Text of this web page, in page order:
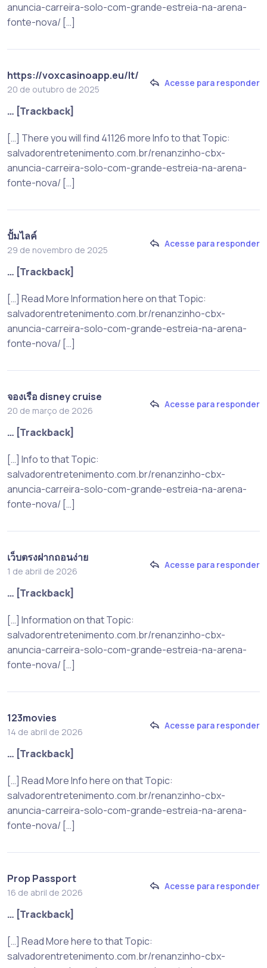
anuncia-carreira-solo-com-grande-estreia-na-arena-
fonte-nova/ […]
https://voxcasinoapp.eu/lt/
20 de outubro de 2025
Acesse para responder
… [Trackback]
[…] There you will find 41126 more Info to that Topic:
salvadorentretenimento.com.br/renanzinho-cbx-
anuncia-carreira-solo-com-grande-estreia-na-arena-
fonte-nova/ […]
ปั้มไลค์
29 de novembro de 2025
Acesse para responder
… [Trackback]
[…] Read More Information here on that Topic:
salvadorentretenimento.com.br/renanzinho-cbx-
anuncia-carreira-solo-com-grande-estreia-na-arena-
fonte-nova/ […]
จองเรือ disney cruise
20 de março de 2026
Acesse para responder
… [Trackback]
[…] Info to that Topic:
salvadorentretenimento.com.br/renanzinho-cbx-
anuncia-carreira-solo-com-grande-estreia-na-arena-
fonte-nova/ […]
เว็บตรงฝากถอนง่าย
1 de abril de 2026
Acesse para responder
… [Trackback]
[…] Information on that Topic:
salvadorentretenimento.com.br/renanzinho-cbx-
anuncia-carreira-solo-com-grande-estreia-na-arena-
fonte-nova/ […]
123movies
14 de abril de 2026
Acesse para responder
… [Trackback]
[…] Read More Info here on that Topic:
salvadorentretenimento.com.br/renanzinho-cbx-
anuncia-carreira-solo-com-grande-estreia-na-arena-
fonte-nova/ […]
Prop Passport
16 de abril de 2026
Acesse para responder
… [Trackback]
[…] Read More here to that Topic:
salvadorentretenimento.com.br/renanzinho-cbx-